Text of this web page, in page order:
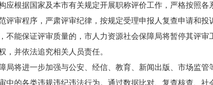
应根据国家及本市有关规定开展职称评价工作，严格按照各
评审程序，严肃评审纪律，按规定受理申报人复查申请和投
能保证评审质量的，市人力资源社会保障局将暂停其评审
并依法追究相关人员责任。
局将进一步加强与公安、经信、教育、新闻出版、市场监管
中的各类违规违纪违法行为。通过数据比对、复查核查、社